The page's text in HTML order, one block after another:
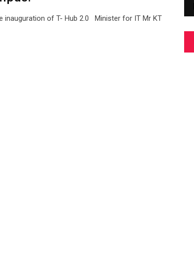
inauguration of T- Hub 2.0 Minister for IT Mr KT